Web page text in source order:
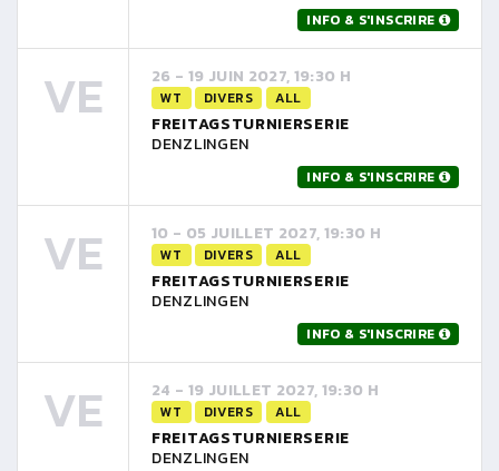
INFO & S'INSCRIRE
VE 26 - 19 JUIN 2027, 19:30 H
WT DIVERS ALL
FREITAGSTURNIERSERIE
DENZLINGEN
INFO & S'INSCRIRE
VE 10 - 05 JUILLET 2027, 19:30 H
WT DIVERS ALL
FREITAGSTURNIERSERIE
DENZLINGEN
INFO & S'INSCRIRE
VE 24 - 19 JUILLET 2027, 19:30 H
WT DIVERS ALL
FREITAGSTURNIERSERIE
DENZLINGEN